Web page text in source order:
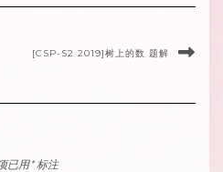
[CSP-S2 2019]树上的数 题解
已用*标注